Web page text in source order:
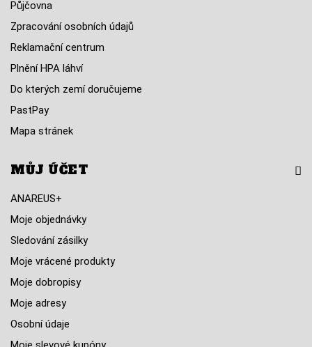
Půjčovna
Zpracování osobních údajů
Reklamační centrum
Plnění HPA láhví
Do kterých zemí doručujeme
PastPay
Mapa stránek
MŮJ ÚČET
ANAREUS+
Moje objednávky
Sledování zásilky
Moje vrácené produkty
Moje dobropisy
Moje adresy
Osobní údaje